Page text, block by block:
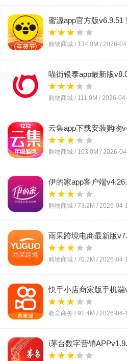
蜜源app官方版v6.9.51
购物商城 / 134.0M / 2026-
喵街银泰app最新版
购物商城 / 111.9M / 2026-
云集app下载安装购物
购物商城 / 103.0M / 2026-
伊的家app客户端
购物商城 / 73.2M / 2026-04-
雨果跨境电商最新版
购物商城 / 70.2M / 2026-04-
快手小店商家版手机端
教育商务 / 91.4M / 2026-04-
i茅台数字营销